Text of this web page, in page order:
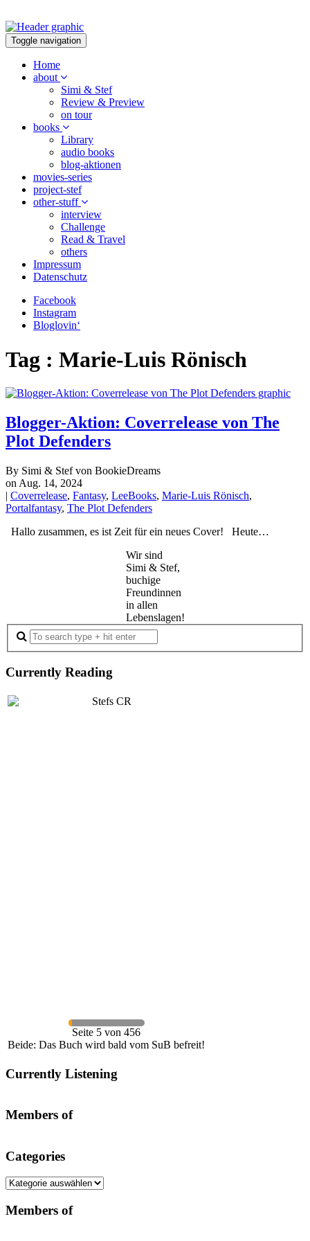
Toggle navigation
Home
about
Simi & Stef
Review & Preview
on tour
books
Library
audio books
blog-aktionen
movies-series
project-stef
other-stuff
interview
Challenge
Read & Travel
others
Impressum
Datenschutz
Facebook
Instagram
Bloglovin‘
Tag : Marie-Luis Rönisch
Blogger-Aktion: Coverrelease von The
Plot Defenders
By Simi & Stef von BookieDreams
on Aug. 14, 2024
| Coverrelease, Fantasy, LeeBooks, Marie-Luis Rönisch,
Portalfantasy, The Plot Defenders
Hallo zusammen, es ist Zeit für ein neues Cover! Heute…
Wir sind
Simi & Stef,
buchige
Freundinnen
in allen
Lebenslagen!
Currently Reading
Seite 5 von 456
Beide: Das Buch wird bald vom SuB befreit!
Currently Listening
Members of
Categories
Categories
Members of